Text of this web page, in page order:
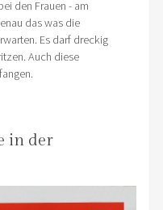
den Frauen - am
das was die
Es darf dreckig
Auch diese
in der